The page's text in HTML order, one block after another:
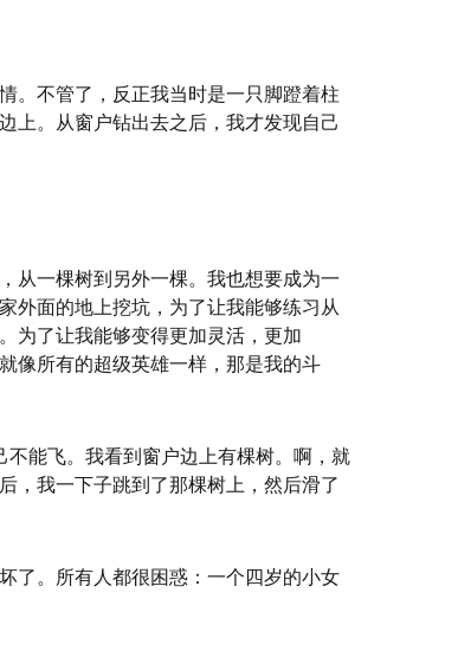
。不管了，反正我当时是一只脚蹬着柱
上。从窗户钻出去之后，我才发现自己
从一棵树到另外一棵。我也想要成为一
外面的地上挖坑，为了让我能够练习从
为了让我能够变得更加灵活，更加
像所有的超级英雄一样，那是我的斗
能飞。我看到窗户边上有棵树。啊，就
，我一下子跳到了那棵树上，然后滑了
了。所有人都很困惑：一个四岁的小女